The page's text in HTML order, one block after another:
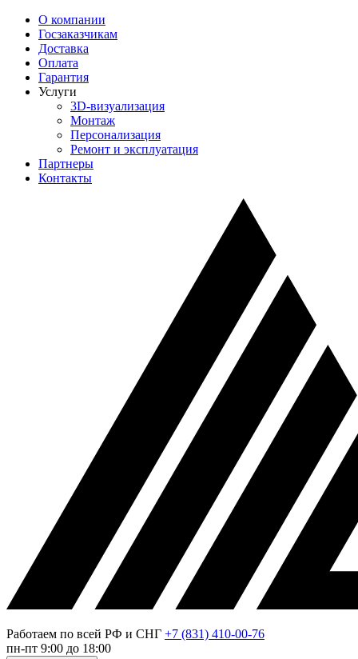
О компании
Госзаказчикам
Доставка
Оплата
Гарантия
Услуги
3D-визуализация
Монтаж
Персонализация
Ремонт и эксплуатация
Партнеры
Контакты
Работаем по всей РФ и СНГ +7 (831) 410-00-76
пн-пт 9:00 до 18:00